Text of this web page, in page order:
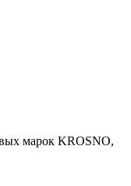
марок KROSNO,